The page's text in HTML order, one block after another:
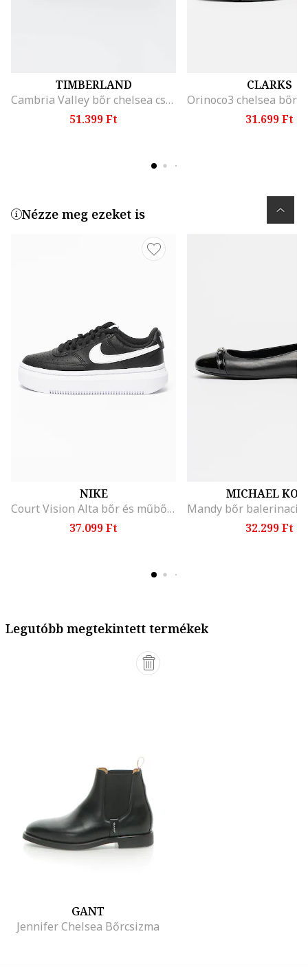
TIMBERLAND
Cambria Valley bőr chelsea csizma, Fekete
51.399 Ft
CLARKS
31.699 Ft
Nézze meg ezeket is
NIKE
Court Vision Alta bőr és műbőr flatform sneaker, Fehér/Fekete
37.099 Ft
MICHAEL
32.299 Ft
Legutóbb megtekintett termékek
GANT
Jennifer Chelsea Bőrcsizma